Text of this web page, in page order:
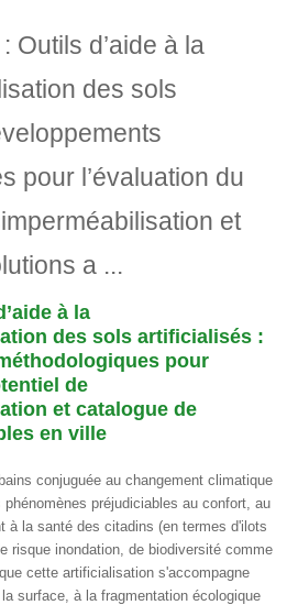
Outils d’aide à la
des sols
pour l’évaluation du
et
a ...
à la
des sols artificialisés :
pour
de
et catalogue de
en ville
conjuguée au changement climatique
préjudiciables au confort, au
à la santé des citadins (en termes d'ilots
risque inondation, de biodiversité comme
cette artificialisation s'accompagne
surface, à la fragmentation écologique